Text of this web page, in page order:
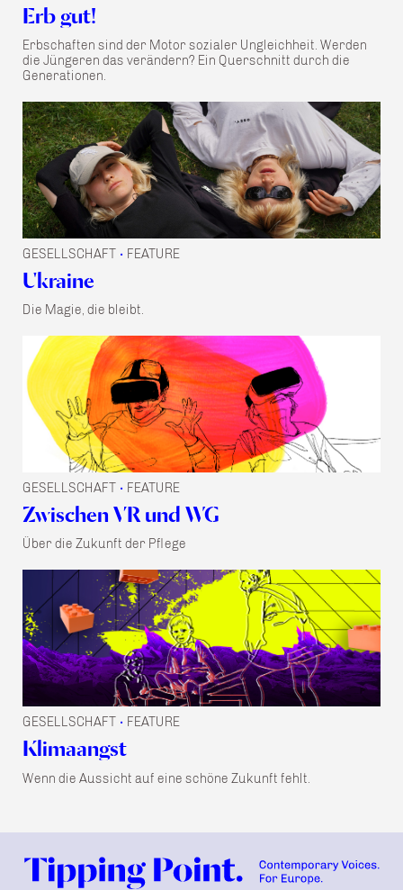
Erb gut!
Erbschaften sind der Motor sozialer Ungleichheit. Werden
die Jüngeren das verändern? Ein Querschnitt durch die
Generationen.
GESELLSCHAFT • FEATURE
Ukraine
Die Magie, die bleibt.
GESELLSCHAFT • FEATURE
Zwischen VR und WG
Über die Zukunft der Pflege
GESELLSCHAFT • FEATURE
Klimaangst
Wenn die Aussicht auf eine schöne Zukunft fehlt.